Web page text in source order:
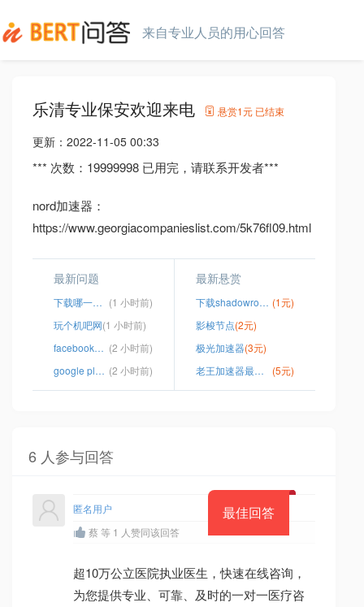
来自专业人员的用心回答
乐清专业保安欢迎来电 悬赏1元 已结束
更新： 2022-11-05 00:33
*** 次数：19999998 已用完，请联系开发者***
nord加速器：
https://www.georgiacompanieslist.com/5k76fl09.html
最新问题
下载哪一款Ⅴpn是免费的 (1 小时前)
玩个机吧网(1 小时前)
facebook加速器 (2 小时前)
google play镜像商店 (2 小时前)
最新悬赏
下载shadowrocket (1元)
影梭节点(2元)
极光加速器(3元)
老王加速器最新版官网
(5元)
6 人参与回答
最佳回答
匿名用户
蔡 等 1 人赞同该回答
超10万公立医院执业医生，快速在线咨询，
为您提供专业、可靠、及时的一对一医疗咨